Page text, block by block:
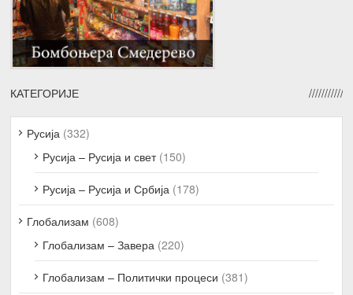
КАТЕГОРИЈЕ
Русија (332)
Русија – Русија и свет(150)
Русија – Русија и Србија (178)
Глобализам (608)
Глобализам – Завера (220)
Глобализам – Политички процеси (381)